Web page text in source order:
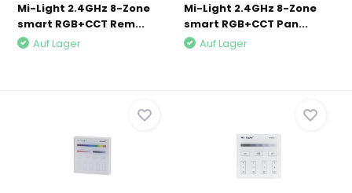
Mi-Light 2.4GHz 8-Zone
smart RGB+CCT Rem...
Auf Lager
Mi-Light 2.4GHz 8-Zone
smart RGB+CCT Pan...
Auf Lager